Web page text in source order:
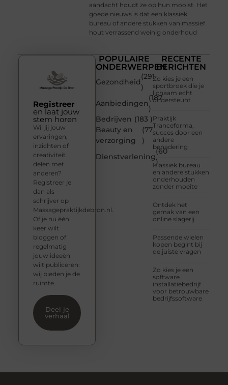
aandacht houdt ze op hun mooist. Het
goede nieuws is dat een klassiek
bureau of andere stukken van massief
hout verrassend weinig onderhoud
POPULAIRE
ONDERWERPEN
Gezondheid
(291
)
Aanbiedingen
(187
)
Bedrijven (183 )
Beauty en
verzorging
(77
)
Dienstverlening
(60
)
RECENTE
BERICHTEN
Zo kies je een
sportbroek die je
lichaam echt
ondersteunt
Praktijk
Tranceforma,
succes door een
andere
benadering
Klassiek bureau
en andere stukken
onderhouden
zonder moeite
Ontdek het
gemak van een
online slagerij
Passende wielen
kopen begint bij
de juiste vragen
Zo kies je een
software
installatiebedrijf
voor betrouwbare
bedrijfssoftware
Registreer
en laat jouw
stem horen
Wil jij jouw
ervaringen,
inzichten of
creativiteit
delen met
anderen?
Registreer je
dan als
schrijver op
Massagepraktijkdebron.nl.
Of je nu één
keer wilt
bloggen of
regelmatig
jouw ideeën
wilt publiceren:
wij bieden je de
ruimte.
Deel je
verhaal